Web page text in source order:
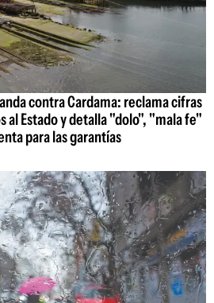
contra Cardama: reclama cifras
al Estado y detalla "dolo", "mala fe"
para las garantías